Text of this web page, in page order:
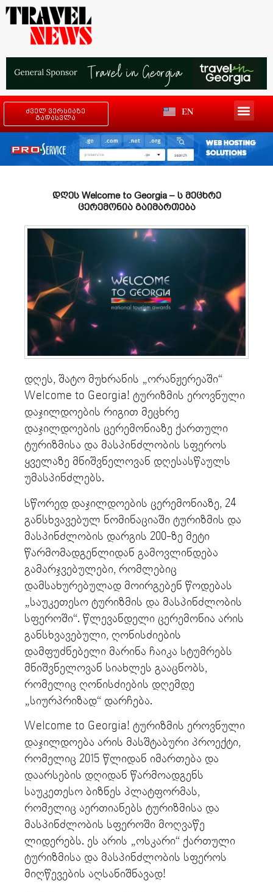
ძველ ვერსიაზე
გადასვლა
EN
დღეს Welcome to Georgia – ს მეცხრე
ცერემონია გაიმართება
დღეს, შატო მუხრანის „ორანჟერეაში“
Welcome to Georgia! ტურიზმის ეროვნული
დაჯილდოების რიგით მეცხრე
დაჯილდოების ცერემონიაზე ქართული
ტურიზმისა და მასპინძლობის სფეროს
ყველაზე მნიშვნელოვან დღესასწაულს
უმასპინძლებს.
სწორედ დაჯილდოების ცერემონიაზე, 24
განსხვავებულ ნომინაციაში ტურიზმის და
მასპინძლობის დარგის 200-ზე მეტი
წარმომადგენლიდან გამოვლინდება
გამარჯვებულები, რომლებიც
დამსახურებულად მოირგებენ წოდებას
„საუკეთესო ტურიზმის და მასპინძლობის
სფეროში“. წლევანდელი ცერემონია არის
განსხვავებული, ღონისძიების
დამფუძნებელი მარინა ჩაიკა სტუმრებს
მნიშვნელოვან სიახლეს გააცნობს,
რომელიც ღონისძიების დღემდე
„სიურპრიზად“ დარჩება.
Welcome to Georgia! ტურიზმის ეროვნული
დაჯილდოება არის მასშტაბური პროექტი,
რომელიც 2015 წლიდან იმართება და
დაარსების დღიდან წარმოადგენს
საუკეთესო ბიზნეს პლატფორმას,
რომელიც აერთიანებს ტურიზმისა და
მასპინძლობის სფეროში მოღვაწე
ლიდერებს. ეს არის „ოსკარი“ ქართული
ტურიზმისა და მასპინძლობის სფეროს
მიღწევების აღსანიშნავად!